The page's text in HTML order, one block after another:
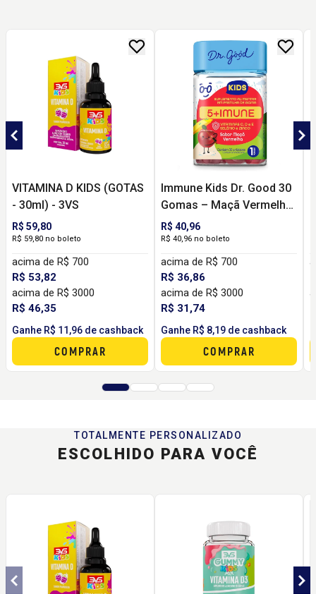
VITAMINA D KIDS (GOTAS
- 30ml) - 3VS
R$ 59,80
R$ 59,80 no boleto
acima de R$ 700
R$ 53,82
acima de R$ 3000
R$ 46,35
Ganhe R$ 11,96 de cashback
COMPRAR
Immune Kids Dr. Good 30
Gomas – Maçã Vermelha
com Vitamina C e Zinco
R$ 40,96
R$ 40,96 no boleto
acima de R$ 700
R$ 36,86
acima de R$ 3000
R$ 31,74
Ganhe R$ 8,19 de cashback
COMPRAR
TOTALMENTE PERSONALIZADO
ESCOLHIDO PARA VOCÊ